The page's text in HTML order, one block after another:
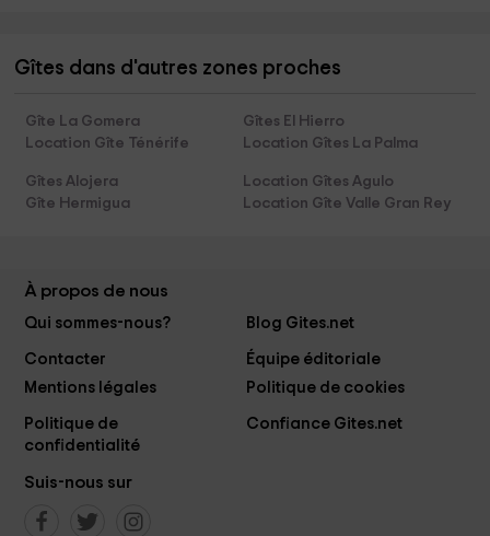
Gîtes dans d'autres zones proches
Gîte La Gomera
Gîtes El Hierro
Location Gîte Ténérife
Location Gîtes La Palma
Gîtes Alojera
Location Gîtes Agulo
Gîte Hermigua
Location Gîte Valle Gran Rey
À propos de nous
Qui sommes-nous? Blog Gites.net
Contacter
Équipe éditoriale
Mentions légales
Politique de cookies
Politique de
confidentialité
Confiance Gites.net
Suis-nous sur